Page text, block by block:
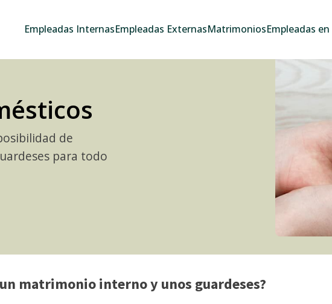
Empleadas InternasEmpleadas ExternasMatrimoniosEmpleadas
de
para todo
matrimonio interno y unos guardeses?